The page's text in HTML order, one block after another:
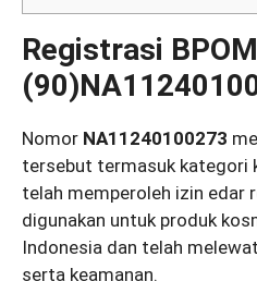
Registrasi BPOM
Nomor NA11240100273
tersebut termasuk kategori
telah memperoleh izin edar
digunakan untuk produk
Indonesia dan telah
serta keamanan.